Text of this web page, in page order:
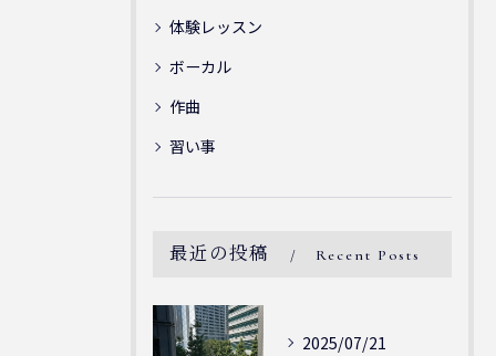
体験レッスン
ボーカル
作曲
習い事
最近の投稿 Recent Posts
2025/07/21